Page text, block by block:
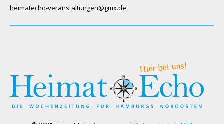
heimatecho-veranstaltungen@gmx.de